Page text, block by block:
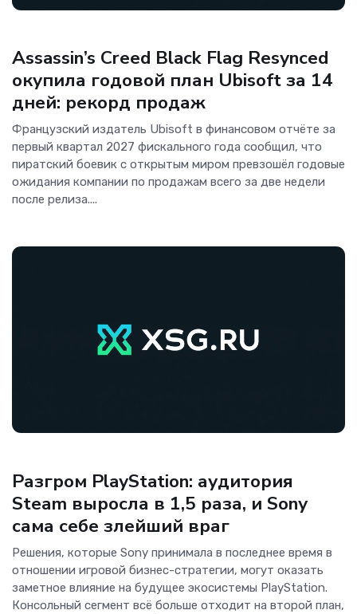
Assassin’s Creed Black Flag Resynced
окупила годовой план Ubisoft за 14
дней: рекорд продаж
Французский издатель Ubisoft в финансовом отчёте за
первый квартал 2027 фискального года сообщил, что
пиратский боевик с открытым миром превзошёл годовые
ожидания компании по продажам всего за две недели
после релиза....
Разгром PlayStation: аудитория
Steam выросла в 1,5 раза, и Sony
сама себе злейший враг
Решения, которые Sony принимала в последнее время в
отношении игровой бизнес-стратегии, могут оказать
заметное влияние на будущее экосистемы PlayStation.
Консольный сегмент всё больше отходит на второй план,